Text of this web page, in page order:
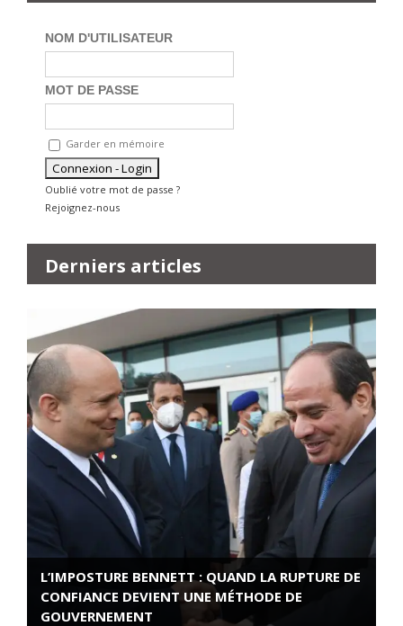
NOM D'UTILISATEUR
MOT DE PASSE
Garder en mémoire
Oublié votre mot de passe ?
Rejoignez-nous
Derniers articles
L’IMPOSTURE BENNETT : QUAND LA RUPTURE DE
CONFIANCE DEVIENT UNE MÉTHODE DE
GOUVERNEMENT